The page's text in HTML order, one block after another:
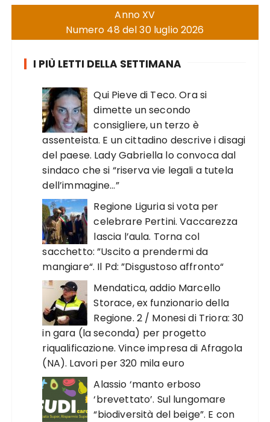
Anno XV
Numero 48 del 30 luglio 2026
I PIÙ LETTI DELLA SETTIMANA
Qui Pieve di Teco. Ora si
dimette un secondo
consigliere, un terzo è
assenteista. E un cittadino descrive i disagi
del paese. Lady Gabriella lo convoca dal
sindaco che si “riserva vie legali a tutela
dell’immagine…”
Regione Liguria si vota per
celebrare Pertini. Vaccarezza
lascia l’aula. Torna col
sacchetto: ”Uscito a prendermi da
mangiare“. Il Pd: ”Disgustoso affronto“
Mendatica, addio Marcello
Storace, ex funzionario della
Regione. 2 / Monesi di Triora: 30
in gara (la seconda) per progetto
riqualificazione. Vince impresa di Afragola
(NA). Lavori per 320 mila euro
Alassio ‘manto erboso
‘brevettato’. Sul lungomare
“biodiversità del beige”. E con